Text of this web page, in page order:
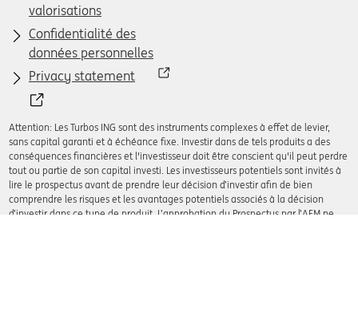
valorisations
Confidentialité des
données personnelles
Privacy statement
Attention: Les Turbos ING sont des instruments complexes à effet de levier,
sans capital garanti et à échéance fixe. Investir dans de tels produits a des
conséquences financières et l'investisseur doit être conscient qu'il peut perdre
tout ou partie de son capital investi. Les investisseurs potentiels sont invités à
lire le prospectus avant de prendre leur décision d’investir afin de bien
comprendre les risques et les avantages potentiels associés à la décision
d’investir dans ce type de produit. L’approbation du Prospectus par l’AFM ne